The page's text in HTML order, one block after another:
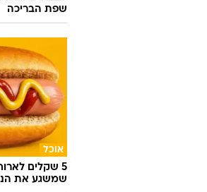
שפת הבריכה
אוכל
5 שקלים
שמשגע את